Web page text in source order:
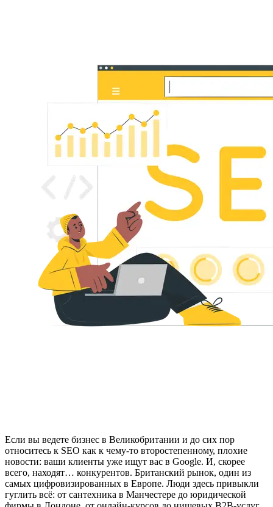
Если вы ведете бизнес в Великобритании и до сих пор
относитесь к SEO как к чему-то второстепенному, плохие
новости: ваши клиенты уже ищут вас в Google. И, скорее
всего, находят… конкурентов. Британский рынок, один из
самых цифровизированных в Европе. Люди здесь привыкли
гуглить всё: от сантехника в Манчестере до юридической